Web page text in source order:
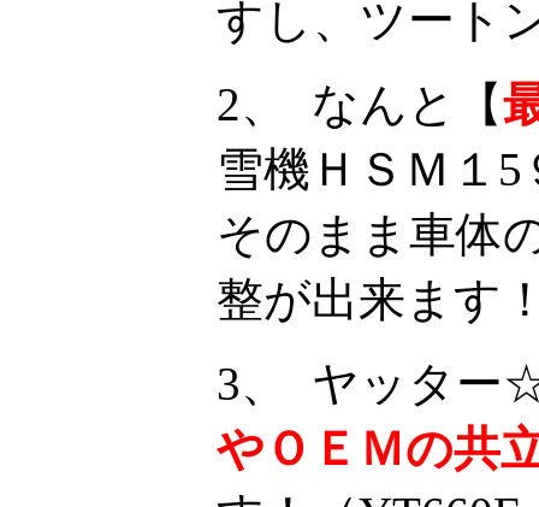
すし、ツート
2、 なんと【
雪機ＨＳＭ１
そのまま車体
整が出来ます
3、 ヤッター
やＯＥＭの共